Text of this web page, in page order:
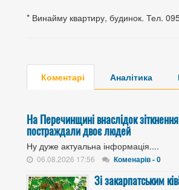
* Винайму квартиру, будинок. Тел.
Коментарі Аналітика
На Перечинщині внаслідок
постраждали двоє людей
Ну дуже актуальна інформація....
06.08.2026 17:56 Коменарів - 0
Зі закарпатським